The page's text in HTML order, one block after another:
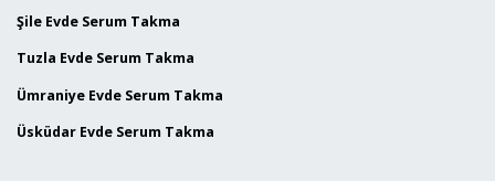
Şile Evde Serum Takma
Tuzla Evde Serum Takma
Ümraniye Evde Serum Takma
Üsküdar Evde Serum Takma